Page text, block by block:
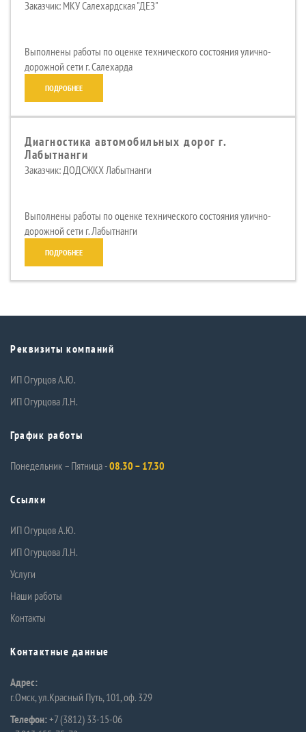
Заказчик: МКУ Салехардская "ДЕЗ"
Выполнены работы по оценке технического состояния улично-
дорожной сети г. Салехарда
ПОДРОБНЕЕ
Диагностика автомобильных дорог г.
Лабытнанги
Заказчик: ДОДСЖКХ Лабытнанги
Выполнены работы по оценке технического состояния улично-
дорожной сети г. Лабытнанги
ПОДРОБНЕЕ
Реквизиты компаний
ИП Огурцов А.Ю.
ИП Огурцова Л.Н.
График работы
Понедельник – Пятница -08.30 – 17.30
Ссылки
ИП Огурцов А.Ю.
ИП Огурцова Л.Н.
Услуги
Наши работы
Контакты
Контактные данные
Адрес:
г.Омск, ул.Красный Путь, 101, оф. 329
Телефон:+7 (3812) 33-15-06